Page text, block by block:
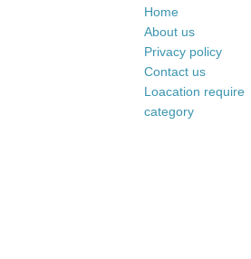
Home
About us
Privacy policy
Contact us
Loacation require
category